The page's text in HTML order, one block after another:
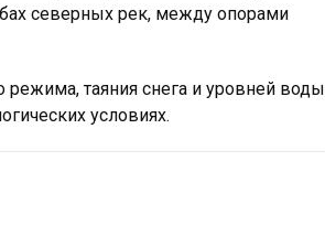
северных рек, между опорами
режима, таяния снега и уровней воды
условиях.